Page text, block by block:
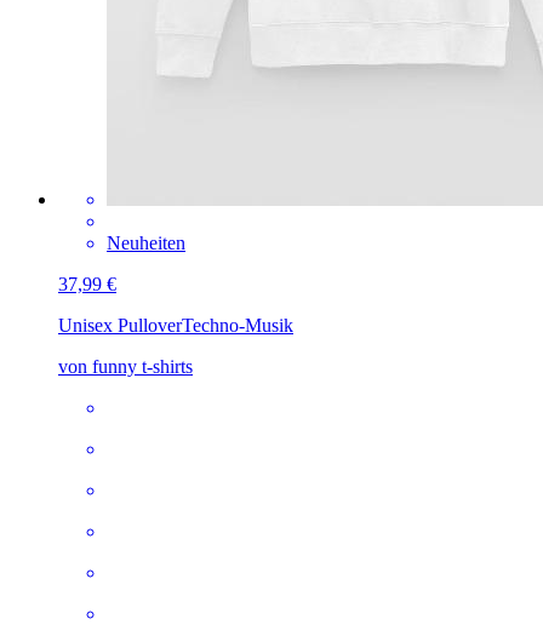
Neuheiten
37,99 €
Unisex PulloverTechno-Musik
von funny t-shirts